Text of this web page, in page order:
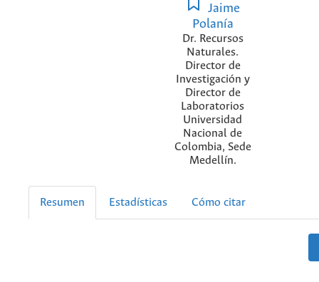
Jaime
Polanía
Dr. Recursos
Naturales.
Director de
Investigación y
Director de
Laboratorios
Universidad
Nacional de
Colombia, Sede
Medellín.
Resumen Estadísticas Cómo citar